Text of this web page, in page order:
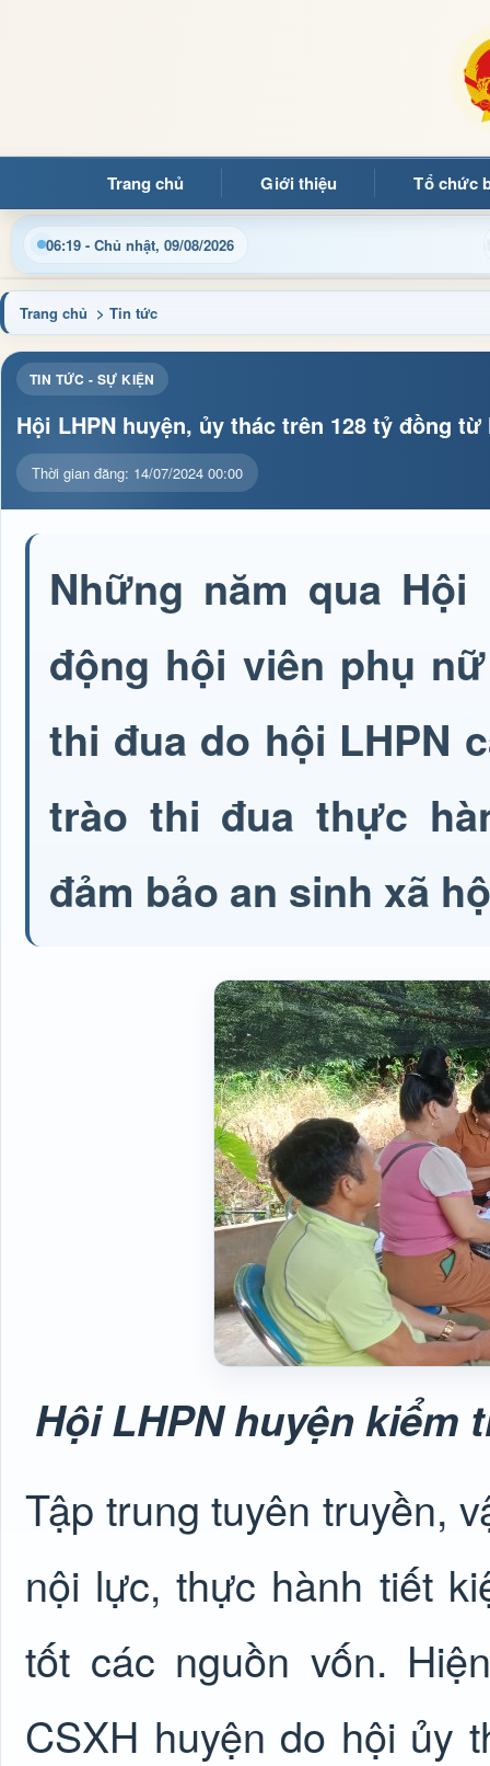
Trang chủ Giới thiệu Tổ chức
06:19 - Chủ nhật, 09/08/2026
điều hành, thủ tục hành chính và tin tức địa phương nhanh
Trang chủ > Tin tức
TIN TỨC - SỰ KIỆN
Hội LHPN huyện, ủy thác trên 128 tỷ đồng
Thời gian đăng: 14/07/2024 00:00
Những năm qua
động hội viên phụ
thi đua do hội LHPN
trào thi đua thực
đảm bảo an sinh xã
Hội LHPN huyện kiểm
Tập trung tuyên truyền,
nội lực, thực hành tiết
tốt các nguồn vốn.
CSXH huyện do hội ủy